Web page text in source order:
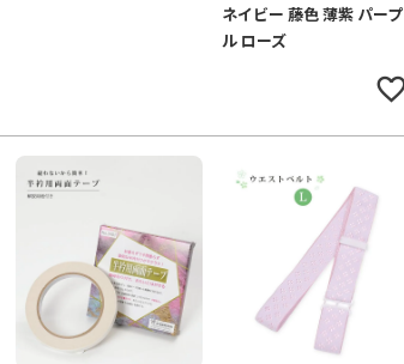
ネイビー 藤色 薄紫 パープ
ル ローズ